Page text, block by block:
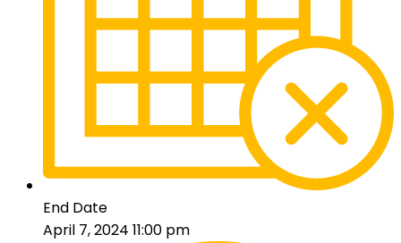
End Date
April 7, 2024 11:00 pm